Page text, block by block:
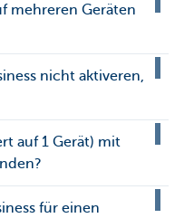
mehreren Geräten
nicht aktiveren,
auf 1 Gerät) mit
für einen